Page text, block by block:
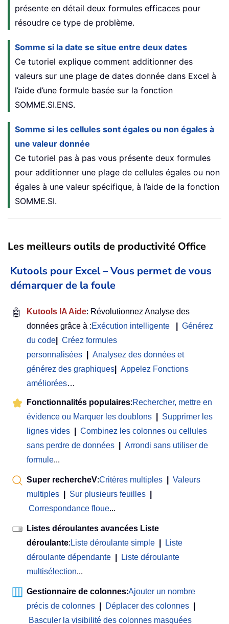
présente en détail deux formules efficaces pour
résoudre ce type de problème.
Somme si la date se situe entre deux dates
Ce tutoriel explique comment additionner des
valeurs sur une plage de dates donnée dans Excel à
l’aide d’une formule basée sur la fonction
SOMME.SI.ENS.
Somme si les cellules sont égales ou non égales à
une valeur donnée
Ce tutoriel pas à pas vous présente deux formules
pour additionner une plage de cellules égales ou non
égales à une valeur spécifique, à l’aide de la fonction
SOMME.SI.
Les meilleurs outils de productivité Office
Kutools pour Excel – Vous permet de vous
démarquer de la foule
🤖 Kutools IA Aide: Révolutionnez Analyse des
données grâce à :Exécution intelligente
Générez
du code
Créez formules
personnalisées
Analysez des données et
générez des graphiques
Appelez Fonctions
améliorées…
Fonctionnalités populaires:Rechercher, mettre en
évidence ou Marquer les doublons
Supprimer les
lignes vides
Combinez les colonnes ou cellules
sans perdre de données
Arrondi sans utiliser de
formule...
Super rechercheV:Critères multiples
Valeurs
multiples
Sur plusieurs feuilles
Correspondance floue...
Listes déroulantes avancées Liste
déroulante: Liste déroulante simple
Liste
déroulante dépendante
Liste déroulante
multisélection...
Gestionnaire de colonnes:Ajouter un nombre
précis de colonnes
Déplacer des colonnes
Basculer la visibilité des colonnes masquées